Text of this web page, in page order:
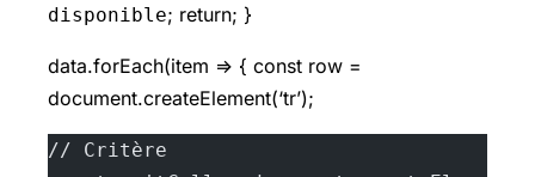
disponible; return; }
data.forEach(item => { const row =
document.createElement(‘tr’);
// Critère